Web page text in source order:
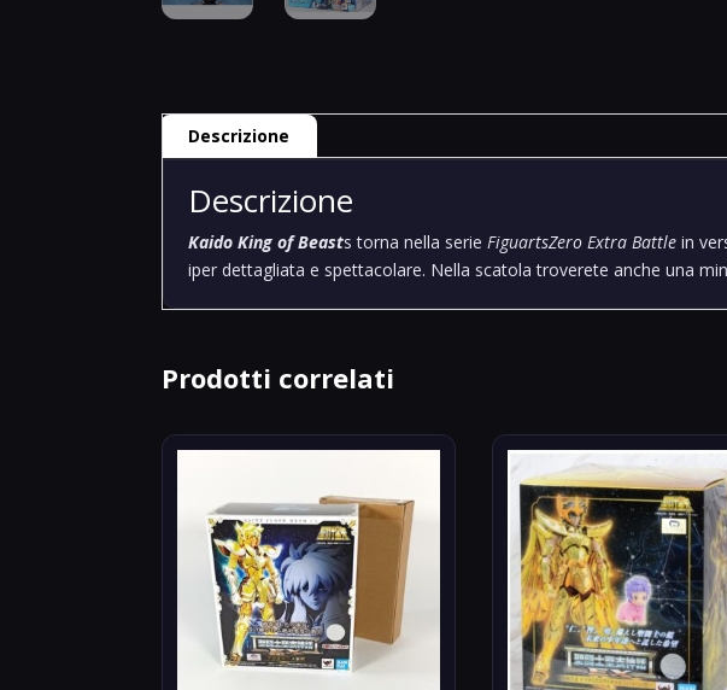
Descrizione
Descrizione
Kaido King of Beasts torna nella serieFiguartsZero Extra Battle in
iper dettagliata e spettacolare. Nella scatola troverete anche una
Prodotti correlati